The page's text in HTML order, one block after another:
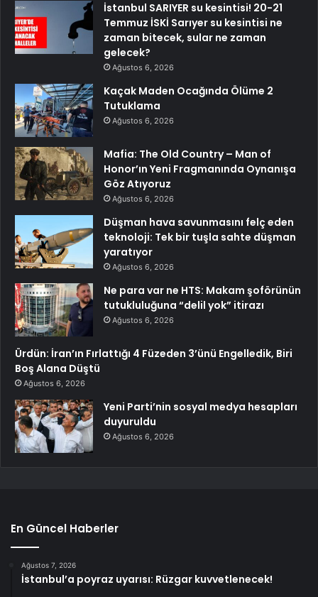
İstanbul SARIYER su kesintisi! 20-21
Temmuz İSKİ Sarıyer su kesintisi ne
zaman bitecek, sular ne zaman
gelecek?
Ağustos 6, 2026
Kaçak Maden Ocağında Ölüme 2
Tutuklama
Ağustos 6, 2026
Mafia: The Old Country – Man of
Honor’ın Yeni Fragmanında Oynanışa
Göz Atıyoruz
Ağustos 6, 2026
Düşman hava savunmasını felç eden
teknoloji: Tek bir tuşla sahte düşman
yaratıyor
Ağustos 6, 2026
Ne para var ne HTS: Makam şoförünün
tutukluluğuna “delil yok” itirazı
Ağustos 6, 2026
Ürdün: İran’ın Fırlattığı 4 Füzeden 3’ünü Engelledik, Biri
Boş Alana Düştü
Ağustos 6, 2026
Yeni Parti’nin sosyal medya hesapları
duyuruldu
Ağustos 6, 2026
En Güncel Haberler
Ağustos 7, 2026
İstanbul’a poyraz uyarısı: Rüzgar kuvvetlenecek!